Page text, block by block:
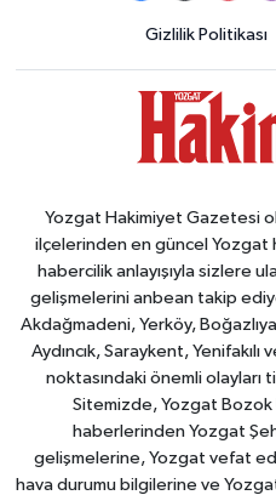
Gizlilik Politikası
Yozgat Hakimiyet Gazetesi
ilçelerinden en güncel Yozgat
habercilik anlayışıyla sizlere
gelişmelerini anbean takip
Akdağmadeni, Yerköy,
Aydıncık, Saraykent, Yenifakılı
noktasındaki önemli olayları
Sitemizde, Yozgat
haberlerinden Yozgat
gelişmelerine, Yozgat vefat
hava durumu bilgilerine ve